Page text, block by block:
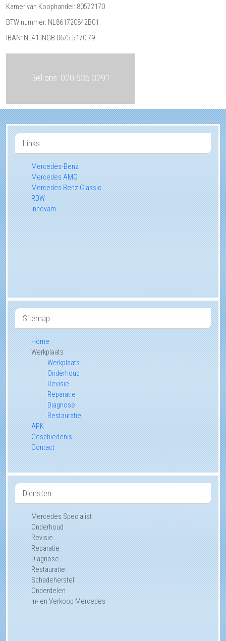
Kamer van Koophandel: 80572170
BTW nummer: NL861720842B01
IBAN: NL41 INGB 0675.5170.79
Bel ons: 020 636 3291
Links
Mercedes-Benz
Mercedes AMG
Mercedes Benz Classic
RDW
Innovam
Sitemap
Home
Werkplaats
Werkplaats
Onderhoud
Revisie
Reparatie
Diagnose
Restauratie
APK
Geschiedenis
Contact
Diensten
Mercedes Specialist
Onderhoud
Revisie
Reparatie
Diagnose
Restauratie
Schadeherstel
Onderdelen
In- en Verkoop Mercedes